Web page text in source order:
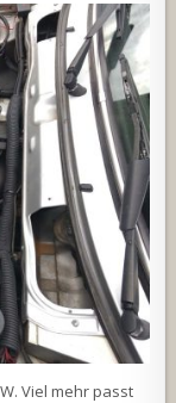
Viel mehr passt